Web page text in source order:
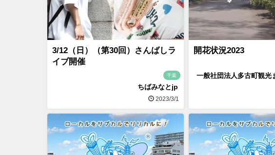
3/12（日）（第30回）さんばしラ
イブ開催
千葉
ちばみなとjp
2023/3/1
開花状況2023
一般社団法人多古町観光